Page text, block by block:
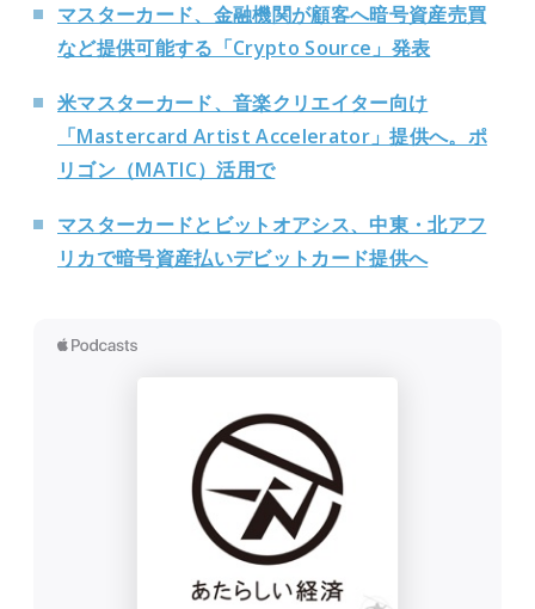
マスターカード、金融機関が顧客へ暗号資産売買
など提供可能する「Crypto Source」発表
米マスターカード、音楽クリエイター向け
「Mastercard Artist Accelerator」提供へ。ポ
リゴン（MATIC）活用で
マスターカードとビットオアシス、中東・北アフ
リカで暗号資産払いデビットカード提供へ